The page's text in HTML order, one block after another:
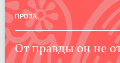
ПРОЗА
От правды он не